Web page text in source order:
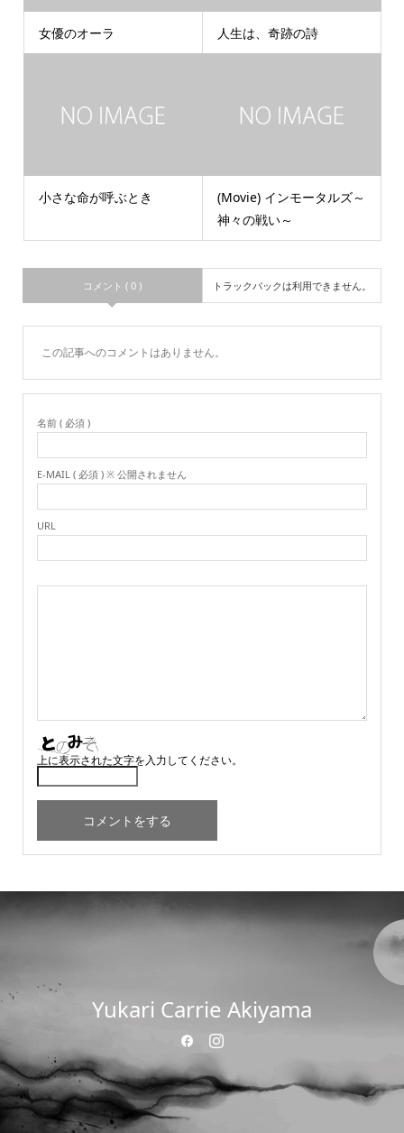
女優のオーラ 人生は、奇跡の詩
小さな命が呼ぶとき
(Movie) インモータルズ～
神々の戦い～
コメント ( 0 ) トラックバックは利用できません。
この記事へのコメントはありません。
名前 ( 必須 )
E-MAIL ( 必須 ) ※ 公開されません
URL
上に表示された文字を入力してください。
Yukari Carrie Akiyama